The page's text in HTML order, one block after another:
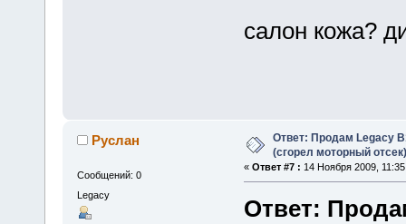
салон кожа?
Руслан
Сообщений: 0
Legacy
Ответ: Продам Legacy
(сгорел моторный отсек)
« Ответ #7 : 14 Ноября 2009,
Ответ: